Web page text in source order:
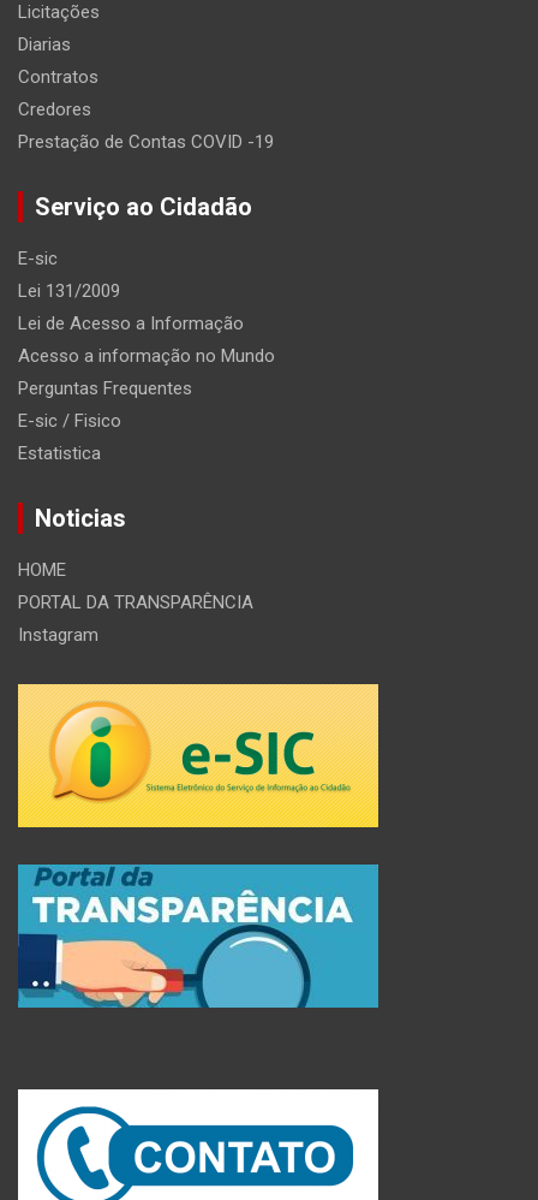
Licitações
Diarias
Contratos
Credores
Prestação de Contas COVID -19
Serviço ao Cidadão
E-sic
Lei 131/2009
Lei de Acesso a Informação
Acesso a informação no Mundo
Perguntas Frequentes
E-sic / Fisico
Estatistica
Noticias
HOME
PORTAL DA TRANSPARÊNCIA
Instagram